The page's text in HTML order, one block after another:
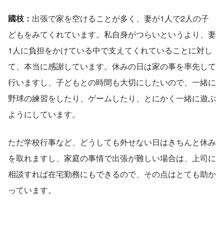
國枝： 出張で家を空けることが多く、妻が1人で2人の子
どもをみてくれています。私自身がつらいというより、妻
1人に負担をかけている中で支えてくれていることに対し
て、本当に感謝しています。休みの日は家の事を率先して
行いますし、子どもとの時間も大切にしたいので、一緒に
野球の練習をしたり、ゲームしたり、とにかく一緒に遊ぶ
ようにしています。
ただ学校行事など、どうしても外せない日はきちんと休み
を取れますし、家庭の事情で出張が難しい場合は、上司に
相談すれば在宅勤務にもできるので、その点はとても助か
っています。